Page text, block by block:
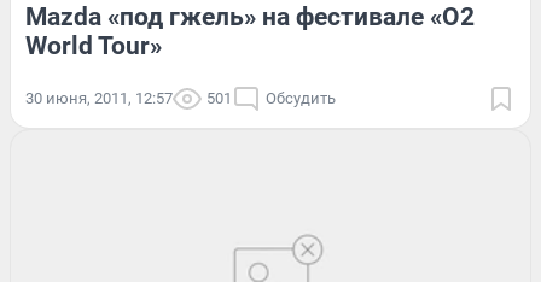
Mazda «под гжель» на фестивале «O2
World Tour»
30 июня, 2011, 12:57 501 Обсудить